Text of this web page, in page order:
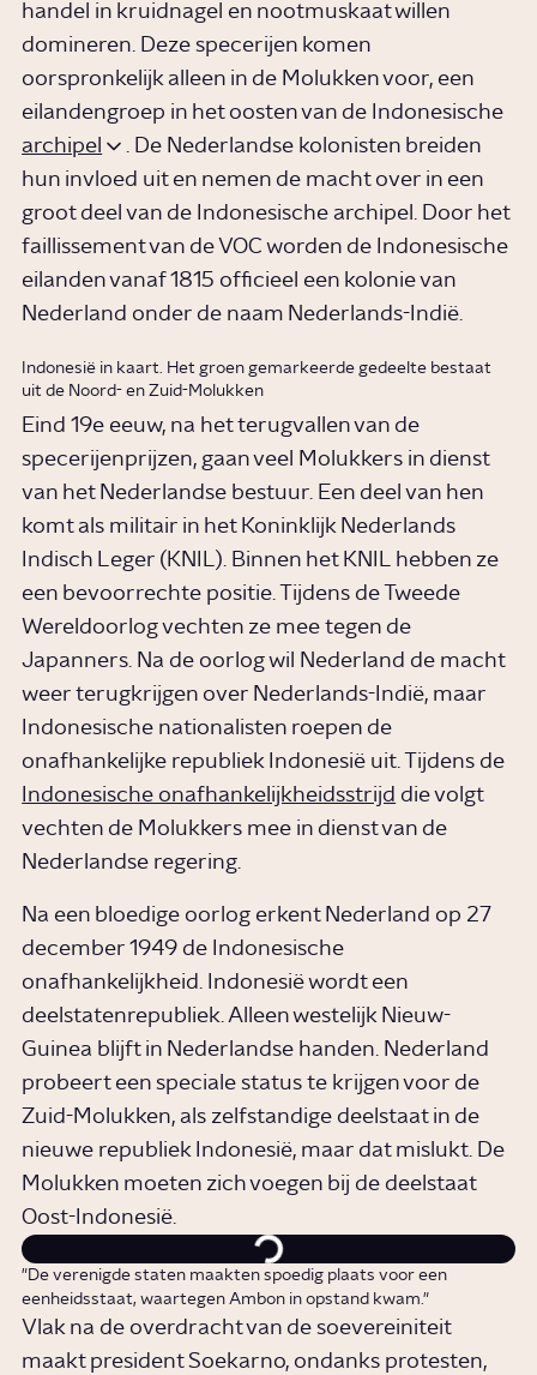
handel in kruidnagel en nootmuskaat willen
domineren. Deze specerijen komen
oorspronkelijk alleen in de Molukken voor, een
eilandengroep in het oosten van de Indonesische
archipel
. De Nederlandse kolonisten breiden
hun invloed uit en nemen de macht over in een
groot deel van de Indonesische archipel. Door het
faillissement van de VOC worden de Indonesische
eilanden vanaf 1815 officieel een kolonie van
Nederland onder de naam Nederlands-Indië.
Indonesië in kaart. Het groen gemarkeerde gedeelte bestaat
uit de Noord- en Zuid-Molukken
Eind 19e eeuw, na het terugvallen van de
specerijenprijzen, gaan veel Molukkers in dienst
van het Nederlandse bestuur. Een deel van hen
komt als militair in het Koninklijk Nederlands
Indisch Leger (KNIL). Binnen het KNIL hebben ze
een bevoorrechte positie. Tijdens de Tweede
Wereldoorlog vechten ze mee tegen de
Japanners. Na de oorlog wil Nederland de macht
weer terugkrijgen over Nederlands-Indië, maar
Indonesische nationalisten roepen de
onafhankelijke republiek Indonesië uit. Tijdens de
Indonesische onafhankelijkheidsstrijd die volgt
vechten de Molukkers mee in dienst van de
Nederlandse regering.
Na een bloedige oorlog erkent Nederland op 27
december 1949 de Indonesische
onafhankelijkheid. Indonesië wordt een
deelstatenrepubliek. Alleen westelijk Nieuw-
Guinea blijft in Nederlandse handen. Nederland
probeert een speciale status te krijgen voor de
Zuid-Molukken, als zelfstandige deelstaat in de
nieuwe republiek Indonesië, maar dat mislukt. De
Molukken moeten zich voegen bij de deelstaat
Oost-Indonesië.
"De verenigde staten maakten spoedig plaats voor een
eenheidsstaat, waartegen Ambon in opstand kwam."
Vlak na de overdracht van de soevereiniteit
maakt president Soekarno, ondanks protesten,